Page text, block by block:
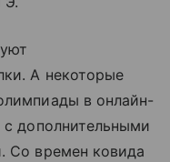
А некоторые
в онлайн-
дополнительными
Со времен ковида